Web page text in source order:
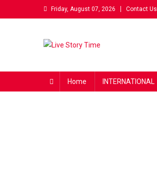
to
Friday, August 07, 2026 Contact Us
Home INTERNATIONAL